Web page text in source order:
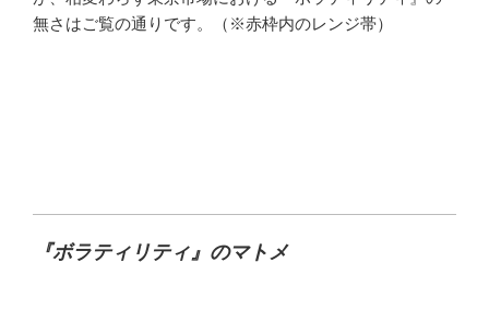
無さはご覧の通りです。（※赤枠内のレンジ帯）
『ボラティリティ』のマトメ